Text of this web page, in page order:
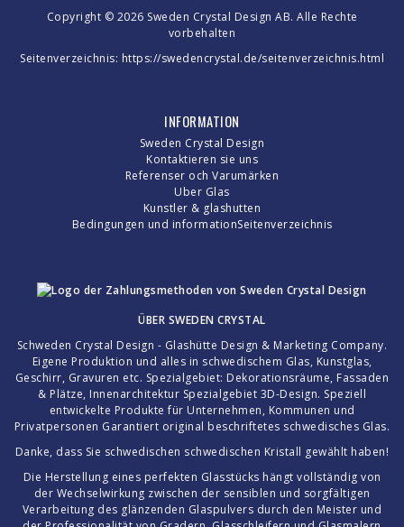
Copyright © 2026 Sweden Crystal Design AB. Alle Rechte
vorbehalten
Seitenverzeichnis: https://swedencrystal.de/seitenverzeichnis.html
INFORMATION
Sweden Crystal Design
Kontaktieren sie uns
Referenser och Varumärken
Uber Glas
Kunstler & glashutten
Bedingungen und informationSeitenverzeichnis
ÜBER SWEDEN CRYSTAL
Schweden Crystal Design - Glashütte Design & Marketing Company.
Eigene Produktion und alles in schwedischem Glas, Kunstglas,
Geschirr, Gravuren etc. Spezialgebiet: Dekorationsräume, Fassaden
& Plätze, Innenarchitektur Spezialgebiet 3D-Design. Speziell
entwickelte Produkte für Unternehmen, Kommunen und
Privatpersonen Garantiert original beschriftetes schwedisches Glas.
Danke, dass Sie schwedischen schwedischen Kristall gewählt haben!
Die Herstellung eines perfekten Glasstücks hängt vollständig von
der Wechselwirkung zwischen der sensiblen und sorgfältigen
Verarbeitung des glänzenden Glaspulvers durch den Meister und